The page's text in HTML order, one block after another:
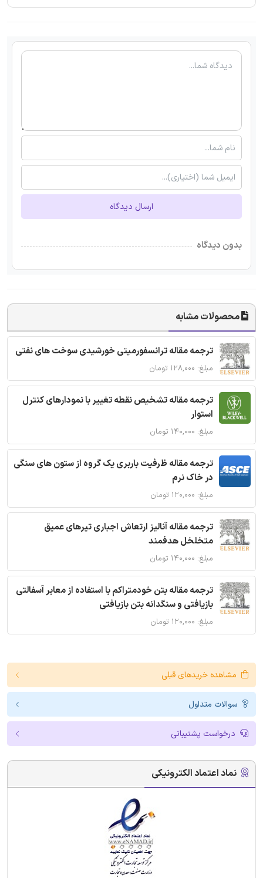
ارسال دیدگاه
بدون دیدگاه
محصولات مشابه
ترجمه مقاله ترانسفورمیتی خورشیدی سوخت های نفتی
مبلغ: ۱۲۸,۰۰۰ تومان
ترجمه مقاله تشخیص نقطه تغییر با نمودارهای کنترل
استوار
مبلغ: ۱۴۰,۰۰۰ تومان
ترجمه مقاله ظرفیت باربری یک گروه از ستون های سنگی
در خاک نرم
مبلغ: ۱۲۰,۰۰۰ تومان
ترجمه مقاله آنالیز ارتعاش اجباری تیرهای عمیق
متخلخل هدفمند
مبلغ: ۱۴۰,۰۰۰ تومان
ترجمه مقاله بتن خودمتراکم با استفاده از معابر آسفالتی
بازیافتی و سنگدانه بتن بازیافتی
مبلغ: ۱۲۰,۰۰۰ تومان
مشاهده خریدهای قبلی
سوالات متداول
درخواست پشتیبانی
نماد اعتماد الکترونیکی